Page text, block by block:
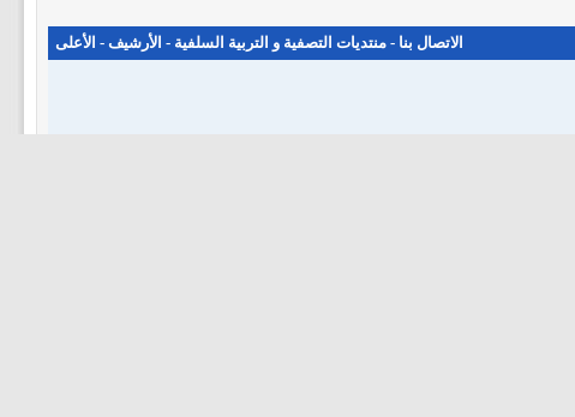
الاتصال بنا - منتديات التصفية و التربية السلفية - الأرشيف - الأعلى